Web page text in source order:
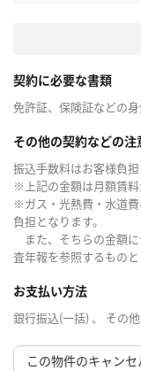
契約に必要な書類
免許証、保険証などの身
その他の契約などの注
振込手数料はお客様負担
※上記の金額は月額賃料
※ガス・光熱費・水道
負担となります。
また、そちらの金額
査年報を参照するものと
お支払い方法
銀行振込(一括) 、 その他
この物件のキャン